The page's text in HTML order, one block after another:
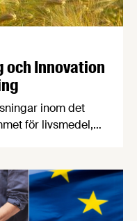
och Innovation
inom det
för livsmedel,
och
innovationer som